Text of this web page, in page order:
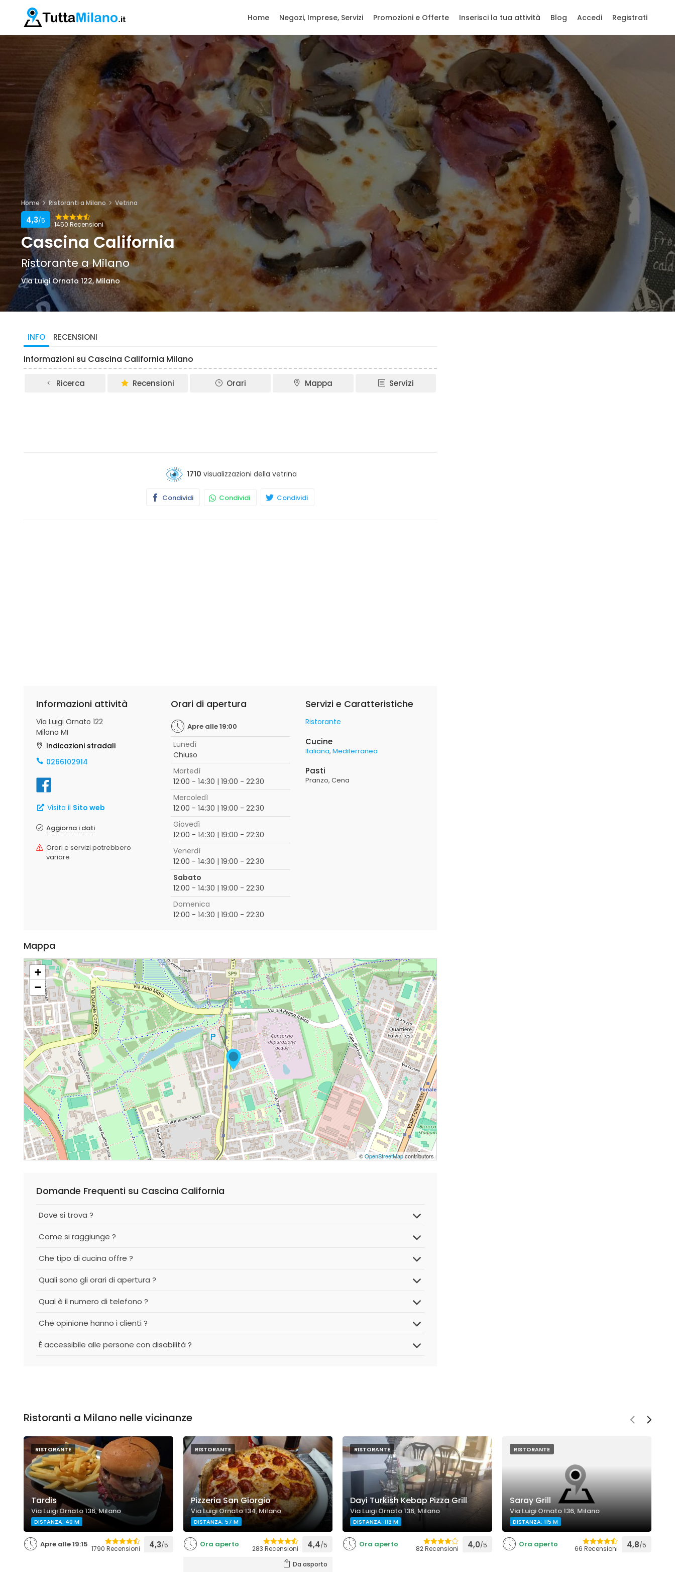
Home Negozi, Imprese, Servizi Promozioni e Offerte Inserisci la tua attività Blog Accedi Registrati
Home Ristoranti a Milano Vetrina
1450 Recensioni
4,3/5
Cascina California
Ristorante a Milano
Via Luigi Ornato 122, Milano
INFO RECENSIONI
Informazioni su Cascina California Milano
Ricerca Recensioni Orari Mappa Servizi
1710 visualizzazioni della vetrina
Condividi Condividi Condividi
Informazioni attività
Via Luigi Ornato 122
Milano MI
Indicazioni stradali
0266102914
Visita il Sito web
Aggiorna i dati
Orari e servizi potrebbero
variare
Orari di apertura
Apre alle 19:00
Lunedì
Chiuso
Martedì
12:00 - 14:30 | 19:00 - 22:30
Mercoledì
12:00 - 14:30 | 19:00 - 22:30
Giovedì
12:00 - 14:30 | 19:00 - 22:30
Venerdì
12:00 - 14:30 | 19:00 - 22:30
Sabato
12:00 - 14:30 | 19:00 - 22:30
Domenica
12:00 - 14:30 | 19:00 - 22:30
Servizi e Caratteristiche
Ristorante
Cucine
Italiana Mediterranea
Pasti
Pranzo Cena
Mappa
+
−
©OpenStreetMapcontributors
Domande Frequenti su Cascina California
Dove si trova ?
Come si raggiunge ?
Che tipo di cucina offre ?
Quali sono gli orari di apertura ?
Qual è il numero di telefono ?
Che opinione hanno i clienti ?
È accessibile alle persone con disabilità ?
Ristoranti a Milano nelle vicinanze
RISTORANTE
Tardis
Via Luigi Ornato 136, Milano
DISTANZA: 40 M
Apre alle 19:15 1790 Recensioni 4,3/5
RISTORANTE
Pizzeria San Giorgio
Via Luigi Ornato 134, Milano
DISTANZA: 57 M
Ora aperto 283 Recensioni 4,4/5
Da asporto
RISTORANTE
Dayi Turkish Kebap Pizza Grill
Via Luigi Ornato 136, Milano
DISTANZA: 113 M
Ora aperto 82 Recensioni 4,0/5
RISTORANTE
Saray Grill
Via Luigi Ornato 136, Milano
DISTANZA: 115 M
Ora aperto 66 Recensioni 4,8/5